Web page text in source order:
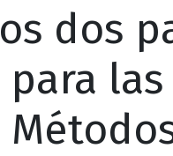
dos
las